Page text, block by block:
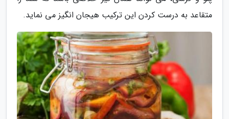
متقاعد به درست کردن این ترکیب هیجان انگیز می نماید.